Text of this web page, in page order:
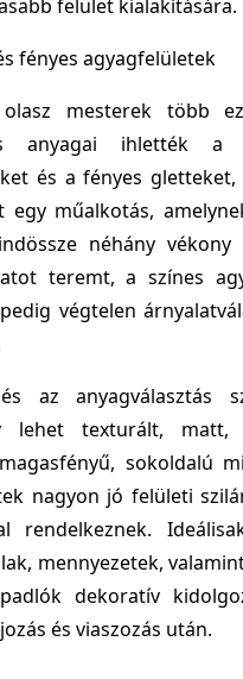
felület kialakítására.
fényes agyagfelületek
mesterek több
anyagai ihlették a
és a fényes gletteket,
egy műalkotás,
néhány vékony
teremt, a színes
végtelen
az anyagválasztás
lehet texturált, matt,
sokoldalú
nagyon jó felületi
rendelkeznek.
mennyezetek,
dekoratív
és viaszozás után.